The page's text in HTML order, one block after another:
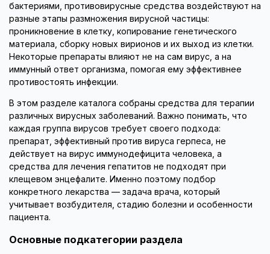
бактериями, противовирусные средства воздействуют на
разные этапы размножения вирусной частицы:
проникновение в клетку, копирование генетического
материала, сборку новых вирионов и их выход из клетки.
Некоторые препараты влияют не на сам вирус, а на
иммунный ответ организма, помогая ему эффективнее
противостоять инфекции.
В этом разделе каталога собраны средства для терапии
различных вирусных заболеваний. Важно понимать, что
каждая группа вирусов требует своего подхода:
препарат, эффективный против вируса герпеса, не
действует на вирус иммунодефицита человека, а
средства для лечения гепатитов не подходят при
клещевом энцефалите. Именно поэтому подбор
конкретного лекарства — задача врача, который
учитывает возбудителя, стадию болезни и особенности
пациента.
Основные подкатегории раздела